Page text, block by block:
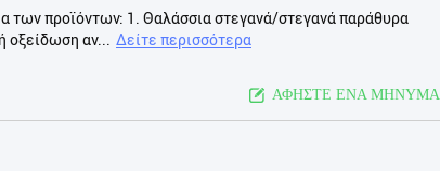
προϊόντων: 1. Θαλάσσια στεγανά/στεγανά παράθυρα
οξείδωση αν... Δείτε περισσότερα
ΑΦΗΣΤΕ ΕΝΑ ΜΗΝΥΜΑ